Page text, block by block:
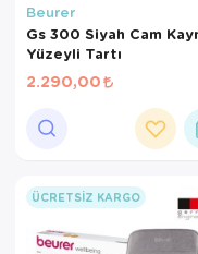
Beurer
Gs 300 Siyah Cam
Yüzeyli Tartı
2.290,00
ÜCRETSIZ KARGO